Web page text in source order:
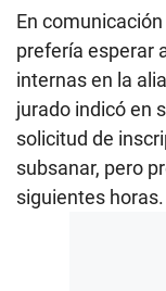
En
prefería esperar
internas en la
jurado indicó en
solicitud de
subsanar, pero
siguientes horas.